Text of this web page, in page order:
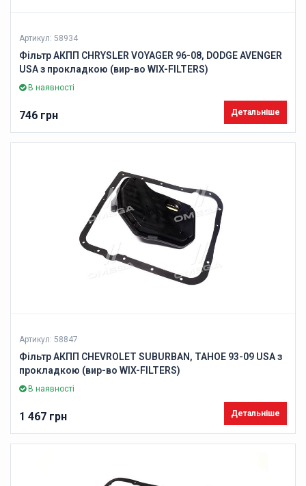
Артикул: 58934
Фільтр АКПП CHRYSLER VOYAGER 96-08, DODGE AVENGER
USA з прокладкою (вир-во WIX-FILTERS)
В наявності
746 грн Детальніше
Артикул: 58847
Фільтр АКПП CHEVROLET SUBURBAN, TAHOE 93-09 USA з
прокладкою (вир-во WIX-FILTERS)
В наявності
1 467 грн Детальніше